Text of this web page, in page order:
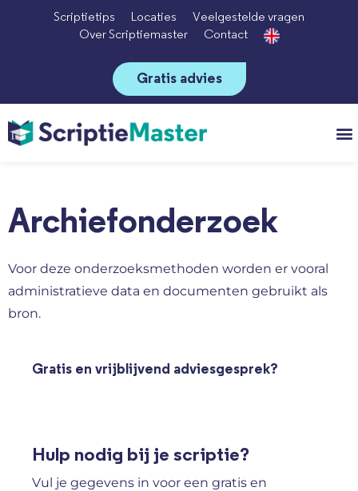
Scriptietips Locaties
Veelgestelde vragen
Over Scriptiemaster
Contact
Gratis advies
Archiefonderzoek
Voor deze onderzoeksmethoden worden er vooral
administratieve data en documenten gebruikt als
bron.
Gratis en vrijblijvend adviesgesprek?
Hulp nodig bij je scriptie?
Vul je gegevens in voor een gratis en